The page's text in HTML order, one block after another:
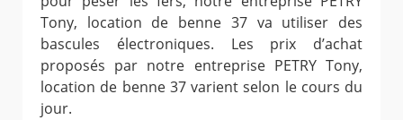
Tony, location de benne 37 va utiliser des
bascules électroniques. Les prix d’achat
proposés par notre entreprise PETRY Tony,
location de benne 37 varient selon le cours du
jour.